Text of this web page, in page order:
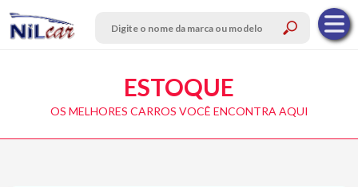
ESTOQUE
OS MELHORES CARROS VOCÊ ENCONTRA AQUI